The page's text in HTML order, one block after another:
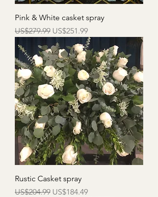
Pink & White casket spray
一般價格
US$279.99 促銷價格
US$251.99
Rustic Casket spray
一般價格
US$204.99 促銷價格
US$184.49